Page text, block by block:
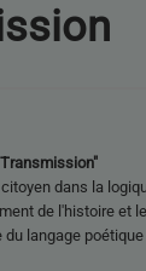
dans la
de l'histoire et
langage